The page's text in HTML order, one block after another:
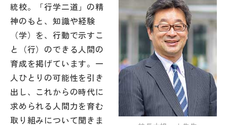
説明会・イベント情報
よみもの
学校からのお知らせ
学校HP最新情報
統校。「行学二道」の精
神のもと、知識や経験
（学）を、行動で示すこ
と（行）のできる人間の
育成を掲げています。一
人ひとりの可能性を引き
出し、これからの時代に
求められる人間力を育む
取り組みについて聞きま